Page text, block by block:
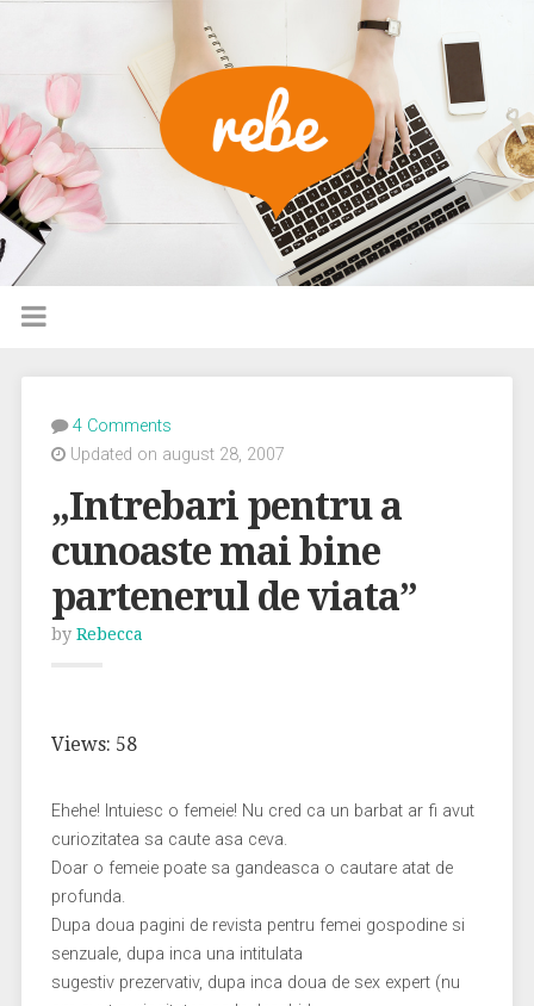
4 Comments
Updated on august 28, 2007
„Intrebari pentru a
cunoaste mai bine
partenerul de viata”
by Rebecca
Views: 58
Ehehe! Intuiesc o femeie! Nu cred ca un barbat ar fi avut
curiozitatea sa caute asa ceva.
Doar o femeie poate sa gandeasca o cautare atat de
profunda.
Dupa doua pagini de revista pentru femei gospodine si
senzuale, dupa inca una intitulata
sugestiv prezervativ, dupa inca doua de sex expert (nu